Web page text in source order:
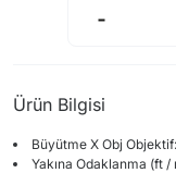
Ürün Bilgisi
Büyütme X Obj Objektif:
Yakına Odaklanma (ft /